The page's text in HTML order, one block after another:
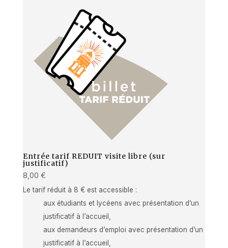
Entrée tarif REDUIT visite libre (sur
justificatif)
8,00 €
Le tarif réduit à 8 € est accessible :
aux étudiants et lycéens avec présentation d’un
justificatif à l’accueil,
aux demandeurs d’emploi avec présentation d’un
justificatif à l’accueil,